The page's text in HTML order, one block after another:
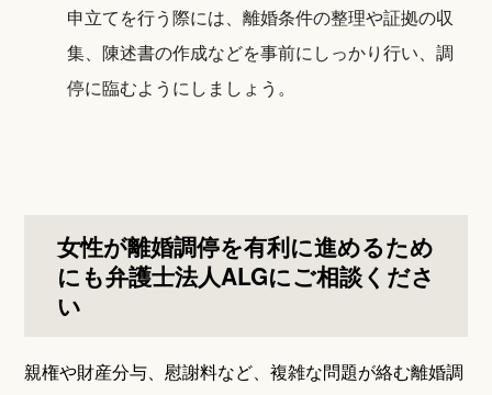
申立てを行う際には、離婚条件の整理や証拠の収
集、陳述書の作成などを事前にしっかり行い、調
停に臨むようにしましょう。
女性が離婚調停を有利に進めるため
にも弁護士法人ALGにご相談くださ
い
親権や財産分与、慰謝料など、複雑な問題が絡む離婚調